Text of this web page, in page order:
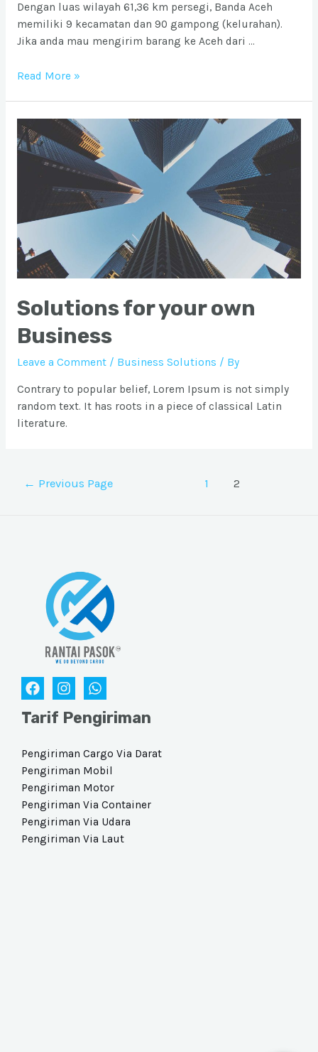
Dengan luas wilayah 61,36 km persegi, Banda Aceh
memiliki 9 kecamatan dan 90 gampong (kelurahan).
Jika anda mau mengirim barang ke Aceh dari …
Ongkos
ke
Banda
Aceh
Jakarta
Read More »
Solutions for your own
Business
Leave a Comment / Business Solutions / By
Contrary to popular belief, Lorem Ipsum is not simply
random text. It has roots in a piece of classical Latin
literature.
← Previous Page 1 2
Tarif Pengiriman
Pengiriman Cargo Via Darat​
Pengiriman Mobil
Pengiriman Motor
Pengiriman Via Container
Pengiriman Via Udara​
Pengiriman Via Laut